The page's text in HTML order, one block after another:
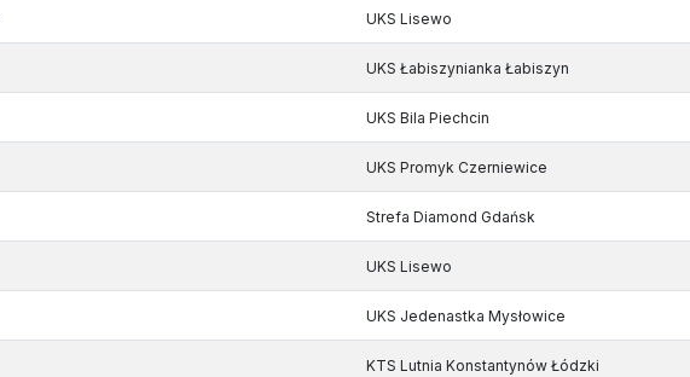
UKS Lisewo
UKS Łabiszynianka Łabiszyn
UKS Bila Piechcin
UKS Promyk Czerniewice
Strefa Diamond Gdańsk
UKS Lisewo
UKS Jedenastka Mysłowice
KTS Lutnia Konstantynów Łódzki